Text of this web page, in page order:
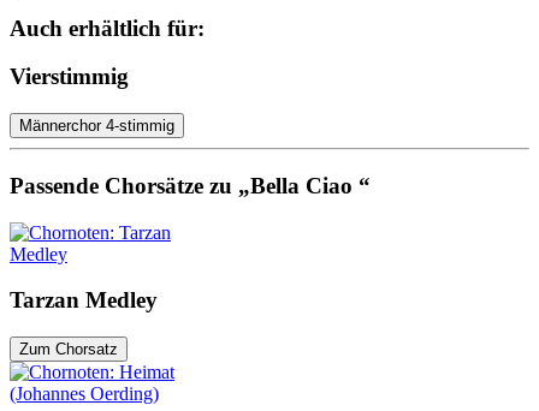
Auch erhältlich für:
Vierstimmig
Männerchor 4-stimmig
Passende Chorsätze zu „Bella Ciao “
Tarzan Medley
Zum Chorsatz